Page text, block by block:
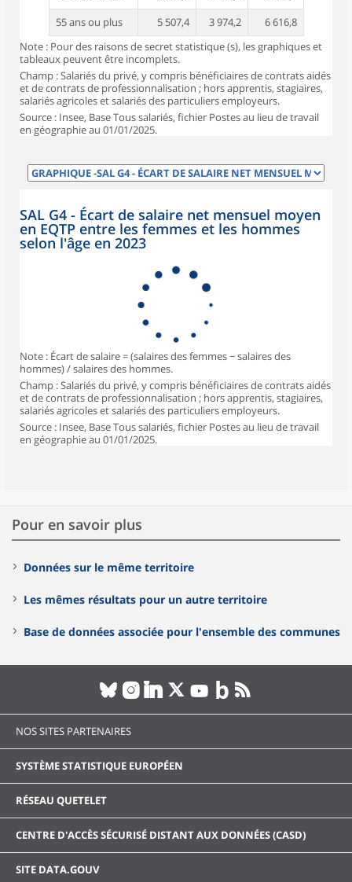
55 ans ou plus
5 507,4 3 974,2
6 616,8
Note : Pour des raisons de secret statistique (s), les graphiques et
tableaux peuvent être incomplets.
Champ : Salariés du privé, y compris bénéficiaires de contrats aidés
et de contrats de professionnalisation ; hors apprentis, stagiaires,
salariés agricoles et salariés des particuliers employeurs.
Source : Insee, Base Tous salariés, fichier Postes au lieu de travail
en géographie au 01/01/2025.
SAL G4 - Écart de salaire net mensuel moyen
en EQTP entre les femmes et les hommes
selon l'âge en 2023
Note : Écart de salaire = (salaires des femmes − salaires des
hommes) / salaires des hommes.
Champ : Salariés du privé, y compris bénéficiaires de contrats aidés
et de contrats de professionnalisation ; hors apprentis, stagiaires,
salariés agricoles et salariés des particuliers employeurs.
Source : Insee, Base Tous salariés, fichier Postes au lieu de travail
en géographie au 01/01/2025.
Pour en savoir plus
Données sur le même territoire
Les mêmes résultats pour un autre territoire
Base de données associée pour l'ensemble des communes
NOS SITES PARTENAIRES
SYSTÈME STATISTIQUE EUROPÉEN
RÉSEAU QUETELET
CENTRE D'ACCÈS SÉCURISÉ DISTANT AUX DONNÉES (CASD)
SITE DATA.GOUV